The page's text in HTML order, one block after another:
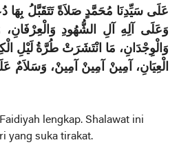
عَلَى سَيِّدِنَا مُحَمَّدٍ صَلاَةً تَتَقَبَّلُ بِهَا
وَعَلَى آلِهِ آلِ الشُّهُودِ
وَالْوِجْدَانِ، مَا انْتَشَرَتْ طُرَّةُ لَيْلِ
الْعِيَانِ، آمِينْ آمِينْ آمِينْ، وَسَلاَمٌ
lengkap. Shalawat ini
yang suka tirakat.